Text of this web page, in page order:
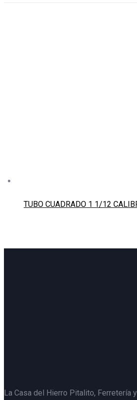
TUBO CUADRADO 1 1/12
La Casa del Hierro Pitalito, Ferretería